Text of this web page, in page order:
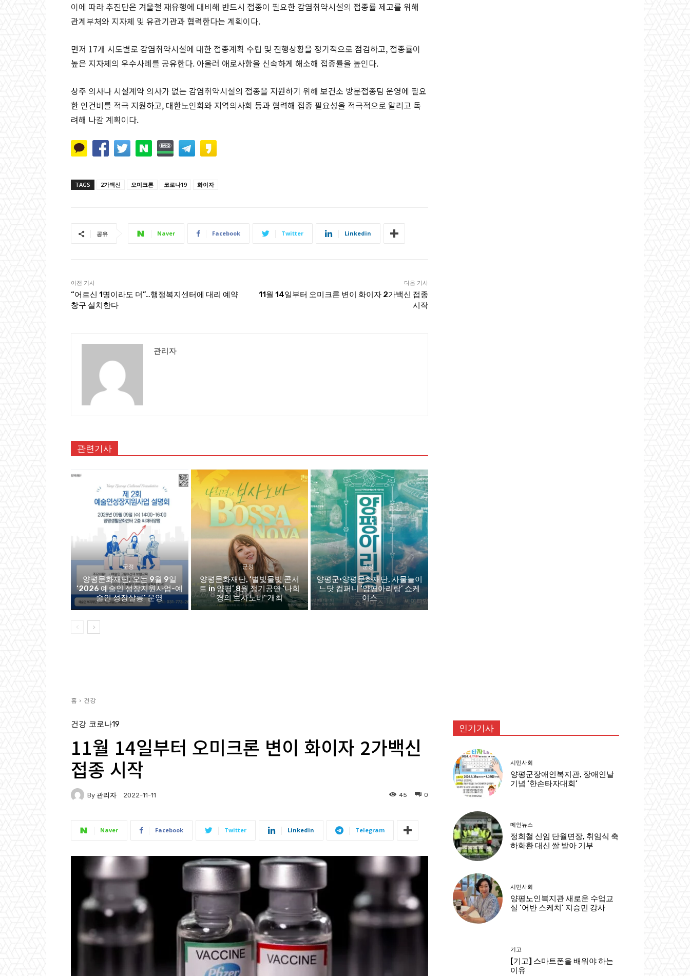
이에 따라 추진단은 겨울철 재유행에 대비해 반드시 접종이 필요한 감염취약시설의 접종률 제고를 위해
관계부처와 지자체 및 유관기관과 협력한다는 계획이다.
먼저 17개 시도별로 감염취약시설에 대한 접종계획 수립 및 진행상황을 정기적으로 점검하고, 접종률이
높은 지자체의 우수사례를 공유한다. 아울러 애로사항을 신속하게 해소해 접종률을 높인다.
상주 의사나 시설계약 의사가 없는 감염취약시설의 접종을 지원하기 위해 보건소 방문접종팀 운영에 필요
한 인건비를 적극 지원하고, 대한노인회와 지역의사회 등과 협력해 접종 필요성을 적극적으로 알리고 독
려해 나갈 계획이다.
TAGS 2가백신 오미크론 코로나19 화이자
공유 Naver Facebook Twitter Linkedin
이전 기사
“어르신 1명이라도 더”…행정복지센터에 대리 예약
창구 설치한다
다음 기사
11월 14일부터 오미크론 변이 화이자 2가백신 접종
시작
관리자
관련기사
군정
양평문화재단, 오는 9월 9일
‘2026 예술인 성장지원사업-예
술인 성장살롱’ 운영
군정
양평문화재단, ‘별빛물빛 콘서
트 in 양평’ 8월 정기공연 ‘나희
경의 보사노바’ 개최
군정
양평군·양평문화재단, 사물놀이
느닷 컴퍼니 ‘양평아리랑’ 쇼케
이스